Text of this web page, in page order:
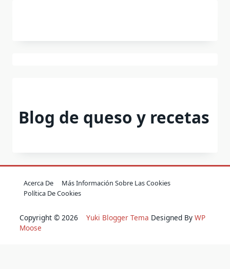
Blog de queso y recetas
Acerca De
Más Información Sobre Las Cookies
Política De Cookies
Copyright © 2026 Yuki Blogger Tema Designed By WP
Moose